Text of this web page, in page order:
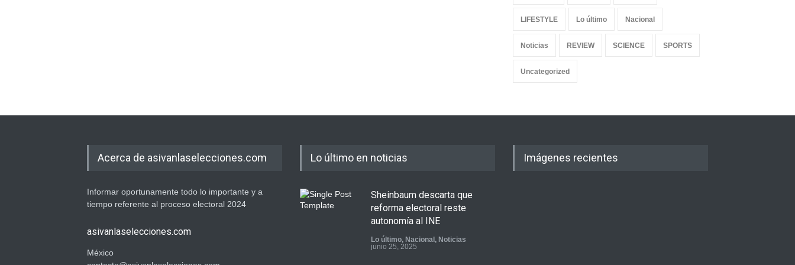
LIFESTYLE Lo último Nacional
Noticias REVIEW SCIENCE SPORTS
Uncategorized
Acerca de asivanlaselecciones.com
Informar oportunamente todo lo importante y a
tiempo referente al proceso electoral 2024
asivanlaselecciones.com
México
Lo último en noticias
Sheinbaum descarta que
reforma electoral reste
autonomía al INE
Lo último, Nacional , Noticias
junio 25, 2025
Imágenes recientes